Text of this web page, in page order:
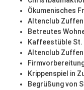
Ökumenisches
Altenclub
Betreutes
Kaffeestüble St.
Altenclub
Krippenspiel in
Begrüßung von